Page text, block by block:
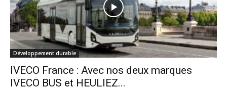
Développement durable
IVECO France : Avec nos deux marques
IVECO BUS et HEULIEZ...